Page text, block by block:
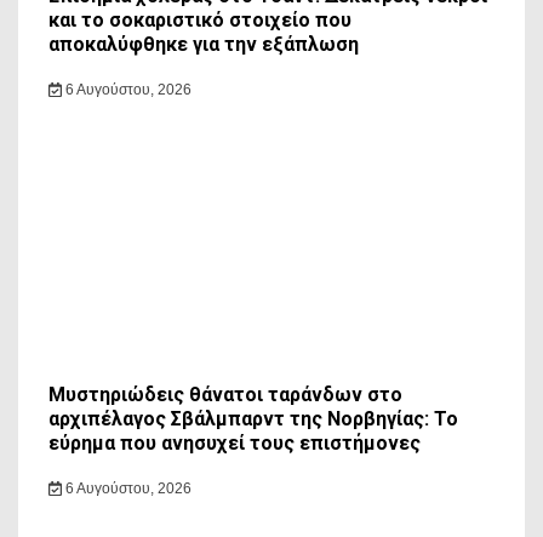
και το σοκαριστικό στοιχείο που
αποκαλύφθηκε για την εξάπλωση
6 Αυγούστου, 2026
Μυστηριώδεις θάνατοι ταράνδων στο
αρχιπέλαγος Σβάλμπαρντ της Νορβηγίας: Το
εύρημα που ανησυχεί τους επιστήμονες
6 Αυγούστου, 2026